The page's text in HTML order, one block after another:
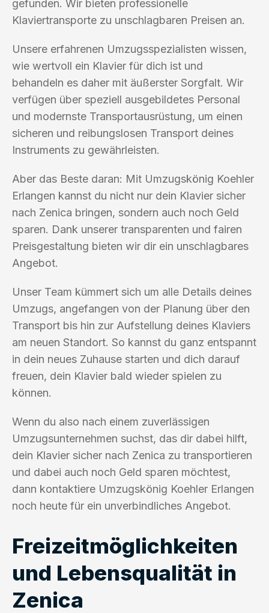
gefunden. Wir bieten professionelle
Klaviertransporte zu unschlagbaren Preisen an.
Unsere erfahrenen Umzugsspezialisten wissen,
wie wertvoll ein Klavier für dich ist und
behandeln es daher mit äußerster Sorgfalt. Wir
verfügen über speziell ausgebildetes Personal
und modernste Transportausrüstung, um einen
sicheren und reibungslosen Transport deines
Instruments zu gewährleisten.
Aber das Beste daran: Mit Umzugskönig Koehler
Erlangen kannst du nicht nur dein Klavier sicher
nach Zenica bringen, sondern auch noch Geld
sparen. Dank unserer transparenten und fairen
Preisgestaltung bieten wir dir ein unschlagbares
Angebot.
Unser Team kümmert sich um alle Details deines
Umzugs, angefangen von der Planung über den
Transport bis hin zur Aufstellung deines Klaviers
am neuen Standort. So kannst du ganz entspannt
in dein neues Zuhause starten und dich darauf
freuen, dein Klavier bald wieder spielen zu
können.
Wenn du also nach einem zuverlässigen
Umzugsunternehmen suchst, das dir dabei hilft,
dein Klavier sicher nach Zenica zu transportieren
und dabei auch noch Geld sparen möchtest,
dann kontaktiere Umzugskönig Koehler Erlangen
noch heute für ein unverbindliches Angebot.
Freizeitmöglichkeiten
und Lebensqualität in
Zenica